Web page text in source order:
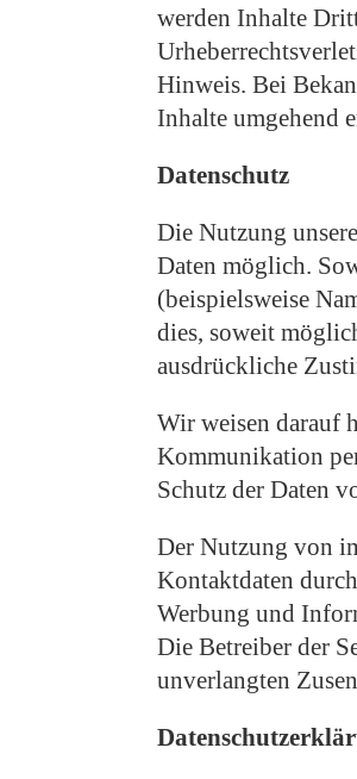
werden Inhalte
Hinweis. Bei
Inhalte umgehend
Datenschutz
Die Nutzung
Daten möglich.
(beispielsweise
dies, soweit
ausdrückliche
Wir weisen darauf
Kommunikation
Schutz der Daten
Der Nutzung von
Kontaktdaten
Werbung und
Die Betreiber der
unverlangten